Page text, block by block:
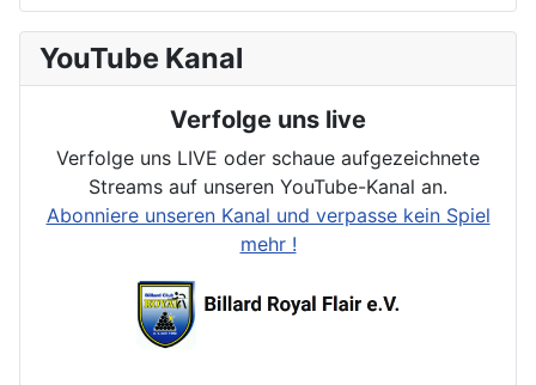
YouTube Kanal
Verfolge uns live
Verfolge uns LIVE oder schaue aufgezeichnete
Streams auf unseren YouTube-Kanal an.
Abonniere unseren Kanal und verpasse kein Spiel
mehr !